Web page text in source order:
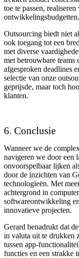
toe te passen,
ontwikkelingsbudgetten.
Outsourcing biedt niet
ook toegang tot een
met diverse
met betrouwbare teams
afgesproken deadlines
selectie van onze
geprijsde, maar toch
klanten.
6. Conclusie
Wanneer we de
navigeren we door een
onvoorspelbaar lijken
door de inzichten van
technologieën. Met
achtergrond in
softwareontwikkeling
innovatieve projecten.
Gerard benadrukt dat
in valuta uit te drukken
tussen app-
functies en een strakke